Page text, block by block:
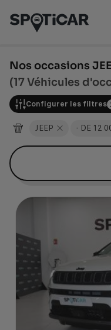
contenu
pied
Nos occasions
(17 Véhicules
Configurer les filtres
JEEP - DE 12